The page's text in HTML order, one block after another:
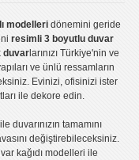
modelleridönemini geride
resimli 3 boyutlu duvar
duvarlarınızı Türkiye'nin ve
ve ünlü ressamların
Evinizi, ofisinizi ister
ile dekore edin.
ile duvarınızın tamamını
değiştirebileceksiniz.
kağıdı modelleri ile